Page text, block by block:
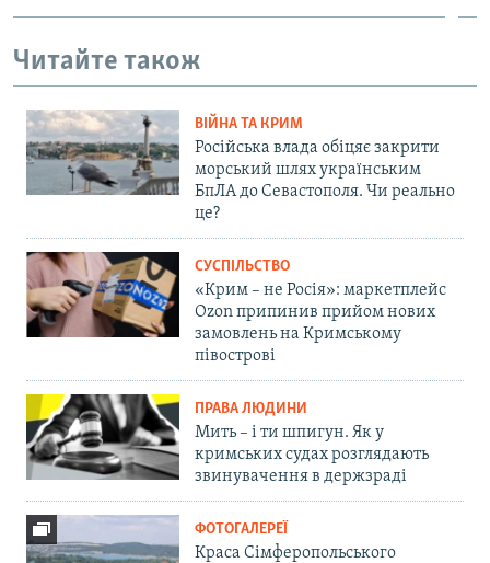
Читайте також
ВІЙНА ТА КРИМ
Російська влада обіцяє закрити
морський шлях українським
БпЛА до Севастополя. Чи реально
це?
СУСПІЛЬСТВО
«Крим – не Росія»: маркетплейс
Ozon припинив прийом нових
замовлень на Кримському
півострові
ПРАВА ЛЮДИНИ
Мить – і ти шпигун. Як у
кримських судах розглядають
звинувачення в держзраді
ФОТОГАЛЕРЕЇ
Краса Сімферопольського